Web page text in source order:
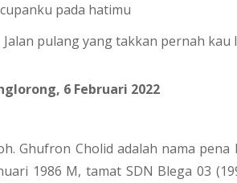
pada hatimu
pulang yang takkan pernah kau
6 Februari 2022
Ghufron Cholid adalah nama
1986 M, tamat SDN Blega 03